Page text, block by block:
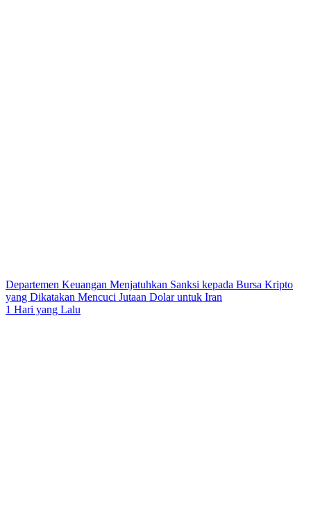
Departemen Keuangan Menjatuhkan Sanksi kepada Bursa Kripto
yang Dikatakan Mencuci Jutaan Dolar untuk Iran
1 Hari yang Lalu